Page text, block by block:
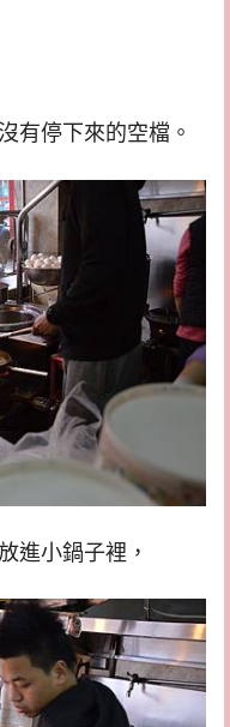
有停下來的空檔。
進小鍋子裡，